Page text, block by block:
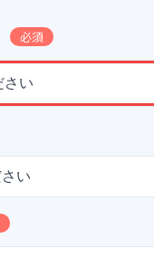
必須
さい
い